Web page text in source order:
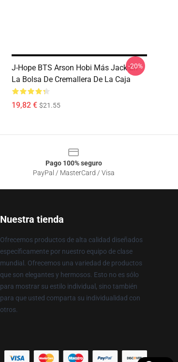
J-Hope BTS Arson Hobi Más Jack En
La Bolsa De Cremallera De La Caja
19,82 € $21.55
-20%
Pago 100% seguro
PayPal / MasterCard / Visa
Nuestra tienda
Ofrecemos productos de alta calidad diseñados
específicamente por nuestro equipo de clase
mundial. Ofrecemos una variedad de productos
que son elegantes y hermosos. Esto no es sólo
para mostrar su estilo individual, sino también
para que usted comparta su individualidad con
otros.